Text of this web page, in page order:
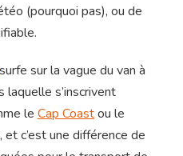
(pourquoi pas), ou de
surfe sur la vague du van à
laquelle s’inscrivent
le Cap Coastou le
c’est une différence de